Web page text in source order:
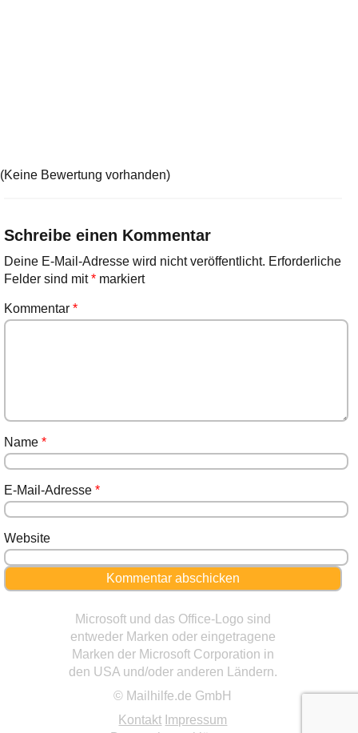
(Keine Bewertung vorhanden)
Schreibe einen Kommentar
Deine E-Mail-Adresse wird nicht veröffentlicht. Erforderliche
Felder sind mit*markiert
Kommentar *
Name *
E-Mail-Adresse *
Website
Microsoft und das Office-Logo sind
entweder Marken oder eingetragene
Marken der Microsoft Corporation in
den USA und/oder anderen Ländern.
© Mailhilfe.de GmbH
Kontakt Impressum